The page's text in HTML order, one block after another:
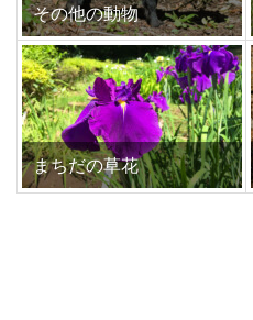
その他の動物
まちだの草花